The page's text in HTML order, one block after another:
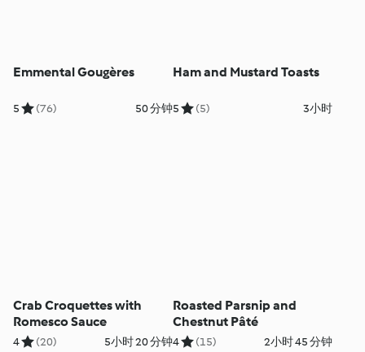
Emmental Gougères
5 (76) 50 分钟
Ham and Mustard Toasts
5 (5) 3小时
Crab Croquettes with
Romesco Sauce
4 (20) 5小时 20 分钟
Roasted Parsnip and
Chestnut Pâté
4 (15) 2小时 45 分钟